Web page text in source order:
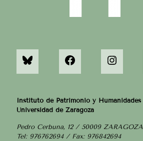
Instituto de Patrimonio y Humanidades
Universidad de Zaragoza
Pedro Cerbuna, 12 / 50009 ZARAGOZA
Tel: 976762694 / Fax: 976842694